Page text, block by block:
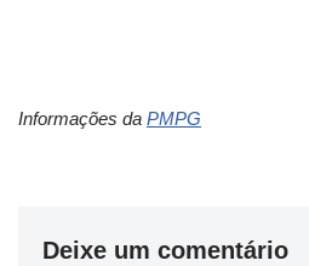
Informações da PMPG
Deixe um comentário